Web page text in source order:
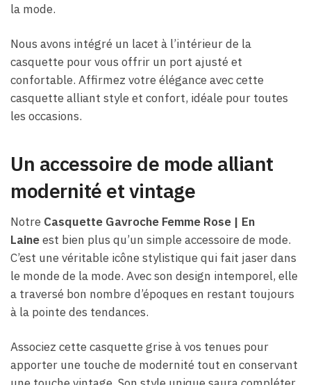
la mode.
Nous avons intégré un lacet à l’intérieur de la
casquette pour vous offrir un port ajusté et
confortable. Affirmez votre élégance avec cette
casquette alliant style et confort, idéale pour toutes
les occasions.
Un accessoire de mode alliant
modernité et vintage
Notre Casquette Gavroche Femme Rose​ | En
Laineest bien plus qu’un simple accessoire de mode.
C’est une véritable icône stylistique qui fait jaser dans
le monde de la mode. Avec son design intemporel, elle
a traversé bon nombre d’époques en restant toujours
à la pointe des tendances.
Associez cette casquette grise à vos tenues pour
apporter une touche de modernité tout en conservant